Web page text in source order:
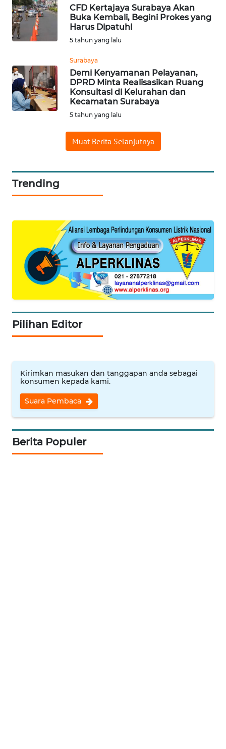
CFD Kertajaya Surabaya Akan
Buka Kembali, Begini Prokes yang
Harus Dipatuhi
5 tahun yang lalu
Surabaya
Demi Kenyamanan Pelayanan,
DPRD Minta Realisasikan Ruang
Konsultasi di Kelurahan dan
Kecamatan Surabaya
5 tahun yang lalu
Muat Berita Selanjutnya
Trending
Pilihan Editor
Kirimkan masukan dan tanggapan anda sebagai
konsumen kepada kami.
Suara Pembaca
Berita Populer
WN
TAPANULI
UTARA
SAMOSIR
WN
PADANG
LAWAS
WN
CIANJUR
KEPULAUAN
WN
TANGERANG
WN
WN
WN
INDRAMAYU
WN
KUNINGAN
WN